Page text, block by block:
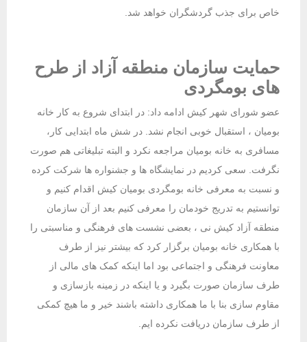
خاص برای جذب گردشگران خواهد شد.
حمایت سازمان منطقه آزاد از طرح
های بومگردی
عضو شورای شهر کیش ادامه داد: در ابتدای شروع به کار خانه
بومیان ، استقبال خوبی انجام نشد. در شش ماه ابتدایی کار،
مسافری به خانه بومیان مراجعه نکرد و البته تبلیغاتی هم صورت
نگرفت. سعی کردیم در نمایشگاه ها و جشنواره ها شرکت کرده
و نسبت به معرفی خانه بومگردی بومیان کیش اقدام کنیم و
توانستیم به تدریج خودمان را معرفی کنیم بعد از آن سازمان
منطقه آزاد کیش نی ، بعضی نشست های فرهنگی و مناسبتی را
با همکاری خانه بومیان برگزار کرد که بیشتر نیز از طرف
معاونت فرهنگی و اجتماعی بود اما اینکه کمک های مالی از
طرف سازمان صورت بگیرد و یا اینکه در زمینه بازسازی و
مقاوم سازی بنا با ما همکاری داشته باشند خیر و ما هیچ کمکی
از طرف سازمان دریافت نکرده ایم.